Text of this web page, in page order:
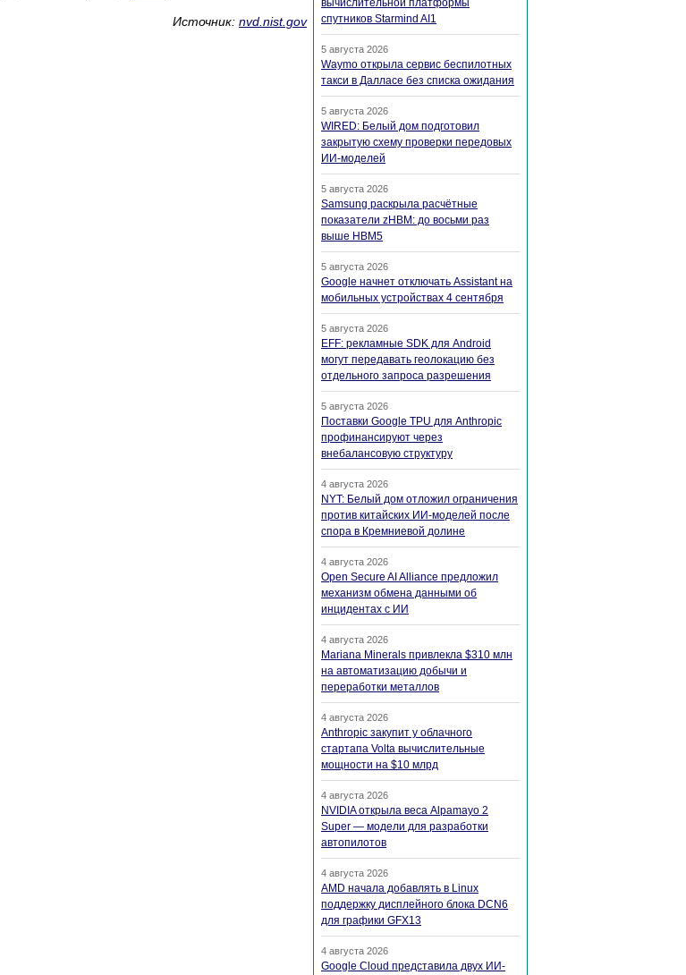
Источник: nvd.nist.gov
вычислительной платформы
спутников Starmind AI1
5 августа 2026
Waymo открыла сервис беспилотных
такси в Далласе без списка ожидания
5 августа 2026
WIRED: Белый дом подготовил
закрытую схему проверки передовых
ИИ-моделей
5 августа 2026
Samsung раскрыла расчётные
показатели zHBM: до восьми раз
выше HBM5
5 августа 2026
Google начнет отключать Assistant на
мобильных устройствах 4 сентября
5 августа 2026
EFF: рекламные SDK для Android
могут передавать геолокацию без
отдельного запроса разрешения
5 августа 2026
Поставки Google TPU для Anthropic
профинансируют через
внебалансовую структуру
4 августа 2026
NYT: Белый дом отложил ограничения
против китайских ИИ-моделей после
спора в Кремниевой долине
4 августа 2026
Open Secure AI Alliance предложил
механизм обмена данными об
инцидентах с ИИ
4 августа 2026
Mariana Minerals привлекла $310 млн
на автоматизацию добычи и
переработки металлов
4 августа 2026
Anthropic закупит у облачного
стартапа Volta вычислительные
мощности на $10 млрд
4 августа 2026
NVIDIA открыла веса Alpamayo 2
Super — модели для разработки
автопилотов
4 августа 2026
AMD начала добавлять в Linux
поддержку дисплейного блока DCN6
для графики GFX13
4 августа 2026
Google Cloud представила двух ИИ-